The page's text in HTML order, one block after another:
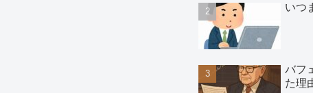
いつ
バフ
た理